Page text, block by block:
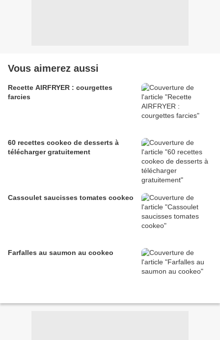
Vous aimerez aussi
Recette AIRFRYER : courgettes
farcies
60 recettes cookeo de desserts à
télécharger gratuitement
Cassoulet saucisses tomates cookeo
Farfalles au saumon au cookeo